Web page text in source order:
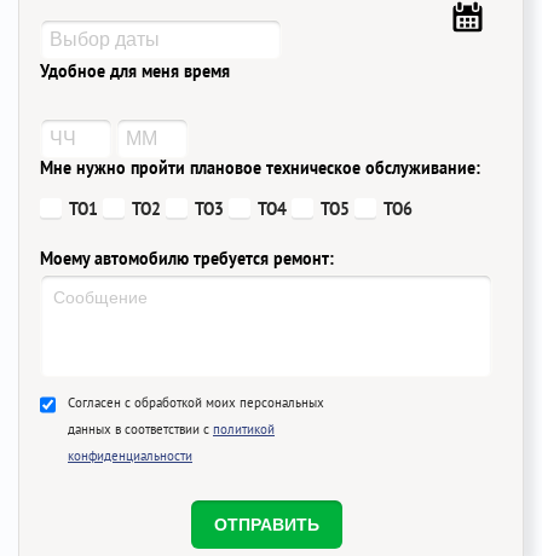
Удобное для меня время
Мне нужно пройти плановое техническое обслуживание:
ТО1
ТО2 ТО3 ТО4 ТО5 ТО6
Моему автомобилю требуется ремонт:
Согласен с обработкой моих персональных
данных в соответствии с политикой
конфиденциальности